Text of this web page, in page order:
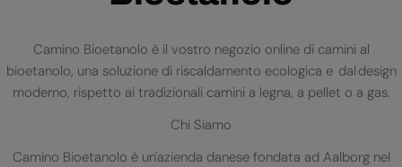
Camino Bioetanolo è il vostro negozio online di camini al
bioetanolo, una soluzione di riscaldamento ecologica e dal design
moderno, rispetto ai tradizionali camini a legna, a pellet o a gas.
Chi Siamo
Camino Bioetanolo è un'azienda danese fondata ad Aalborg nel